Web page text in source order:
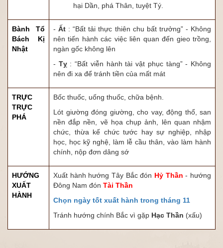
hại Dần, phá Thân, tuyệt Tý.
Bành Tổ
Bách Kị
Nhật
-Ất : “Bất tải thực thiên chu bất trưởng” - Không
nên tiến hành các việc liên quan đến gieo trồng,
ngàn gốc không lên
- Tỵ: “Bất viễn hành tài vật phục tàng” - Không
nên đi xa để tránh tiền của mất mát
TRỰC
TRỰC
PHÁ
Bốc thuốc, uống thuốc, chữa bệnh.
Lót giường đóng giường, cho vay, động thổ, san
nền đắp nền, vẽ họa chụp ảnh, lên quan nhậm
chức, thừa kế chức tước hay sự nghiệp, nhập
học, học kỹ nghệ, làm lễ cầu thân, vào làm hành
chính, nộp đơn dâng sớ
HƯỚNG
XUẤT
HÀNH
Xuất hành hướng Tây Bắc đón Hỷ Thần - hướng
Đông Nam đón Tài Thần
Chọn ngày tốt xuất hành trong tháng 11
Tránh hướng chính Bắc vì gặp Hạc Thần (xấu)